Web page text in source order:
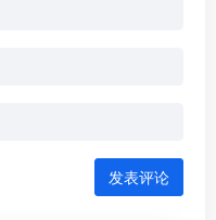
发表评论